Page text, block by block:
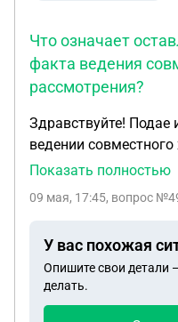
Что означает
факта ведения
рассмотрения?
Здравствуйте! Подае
ведении
участником сво
наличие спора,
означает?
понибшего
Показать полностью
09 мая, 17:45, вопрос
У вас похожая
Опишите свои детали
делать.